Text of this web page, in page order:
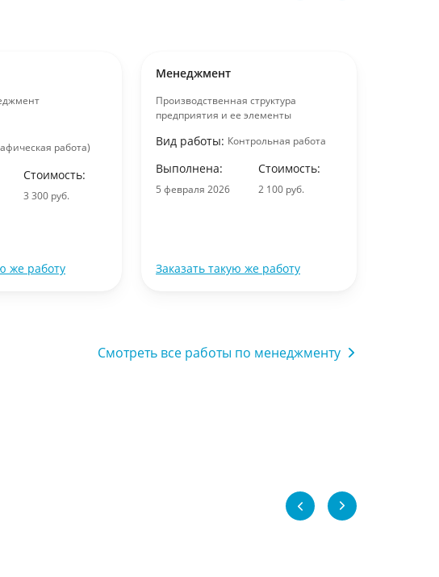
работа)
Стоимость:
3 300 руб.
же работу
Менеджмент
Производственная структура
предприятия и ее элементы
Вид работы: Контрольная работа
Выполнена:
5 февраля 2026
Стоимость:
2 100 руб.
Заказать такую же работу
Смотреть все работы по менеджменту